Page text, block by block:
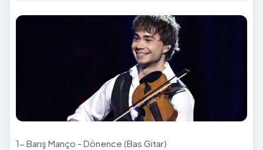
1- Barış Manço - Dönence (Bas Gitar)